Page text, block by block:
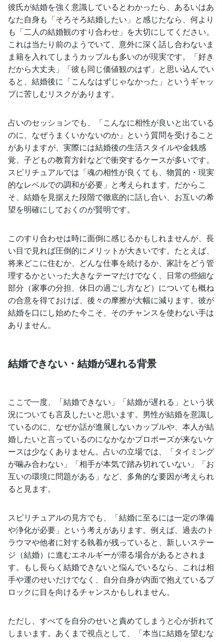
彼氏が結婚を強く意識しているとわかったら、あるいはあ
なた自身も「そろそろ結婚したい」と感じたなら、何より
も「二人の結婚観のすり合わせ」を大切にしてください。
これは当たり前のようでいて、意外に深く話し合わないま
ま籍を入れてしまうカップルも多いのが現実です。「好き
だから大丈夫」「彼も同じ価値観のはず」と思い込んでい
ると、結婚後に「こんなはずじゃなかった」というギャッ
プに苦しむリスクがあります。
占いのセッションでも、「こんなに相性が良いと出ている
のに、なぜうまくいかないのか」という質問を受けること
がありますが、実際には結婚後の生活スタイルや金銭感
覚、子どもの教育方針などで衝突するケースが多いです。
スピリチュアルでは「魂の相性が良くても、物質的・現実
的なレベルでの調和が必要」と考えられます。だからこ
そ、結婚を見据えた段階で徹底的に話し合い、お互いの希
望を明確にしておくのが賢明です。
このすり合わせは時に面倒に感じるかもしれませんが、長
い目で見れば圧倒的にメリットが大きいです。たとえば、
将来どこに住むか、どんな仕事を続けるか、家計をどう管
理するかといった大きなテーマだけでなく、日常の些細な
部分（家事の分担、休日の過ごし方など）についても概ね
の合意を得ておけば、後々の摩擦が大幅に減ります。彼が
結婚を口にし始めた今こそ、そのチャンスを使わない手は
ありません。
結婚できない・結婚が遅れる背景
ここで一度、「結婚できない」「結婚が遅れる」という状
況についても言及したいと思います。男性が結婚を意識し
ているのに、なぜか話が進展しないカップルや、本人が結
婚したいと言っているのになかなかプロポーズが来ないケ
ースは少なくありません。占いの立場では、「タイミング
が噛み合わない」「相手が本気で踏み切れていない」「お
互いの環境に問題がある」など、多角的な要因が考えられ
ると見ます。
スピリチュアルの見方でも、「結婚に至るには一定の準備
や浄化が必要」という考えがあります。例えば、過去のト
ラウマや他者に対する執着が残っていると、新しいステー
ジ（結婚）に進むエネルギーが滞る場合があるとされま
す。もし長らく結婚できないと悩んでいるなら、これは相
手や運のせいだけでなく、自分自身が内面で抱えているブ
ロックに目を向けるチャンスかもしれません。
ただし、すべてを自分のせいと責めてしまうと心が折れて
しまいます。あくまで視点として、「本当に結婚を望むな